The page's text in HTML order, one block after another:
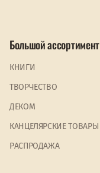
Большой ассортимент
КНИГИ
ТВОРЧЕСТВО
ДЕКОМ
КАНЦЕЛЯРСКИЕ ТОВАРЫ
PАСПРОДАЖА